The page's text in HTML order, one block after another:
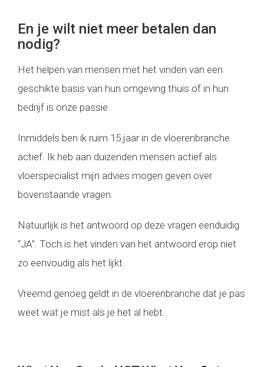
En je wilt niet meer betalen dan
nodig?
Het helpen van mensen met het vinden van een
geschikte basis van hun omgeving thuis of in hun
bedrijf is onze passie.
Inmiddels ben ik ruim 15 jaar in de vloerenbranche
actief. Ik heb aan duizenden mensen actief als
vloerspecialist mijn advies mogen geven over
bovenstaande vragen.
Natuurlijk is het antwoord op deze vragen eenduidig
“JA”. Toch is het vinden van het antwoord erop niet
zo eenvoudig als het lijkt.
Vreemd genoeg geldt in de vloerenbranche dat je pas
weet wat je mist als je het al hebt.